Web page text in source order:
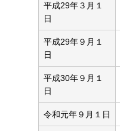
平成29年３月１
日
平成29年９月１
日
平成30年９月１
日
令和元年９月１日